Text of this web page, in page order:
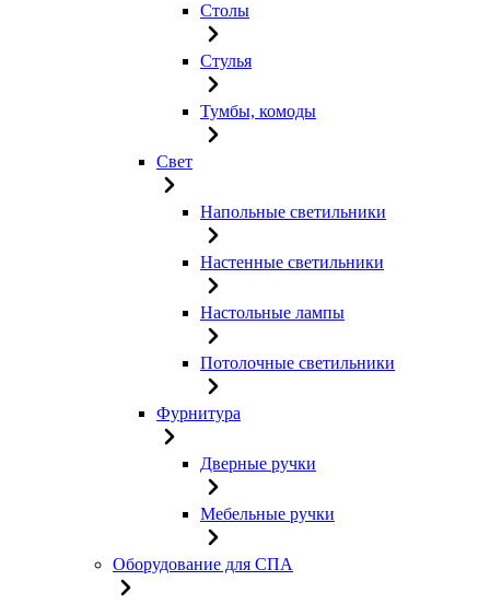
Столы
Стулья
Тумбы, комоды
Свет
Напольные светильники
Настенные светильники
Настольные лампы
Потолочные светильники
Фурнитура
Дверные ручки
Мебельные ручки
Оборудование для СПА